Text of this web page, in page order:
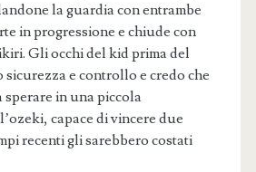
la guardia con entrambe
in progressione e chiude con
Gli occhi del kid prima del
e controllo e credo che
sperare in una piccola
capace di vincere due
recenti gli sarebbero costati